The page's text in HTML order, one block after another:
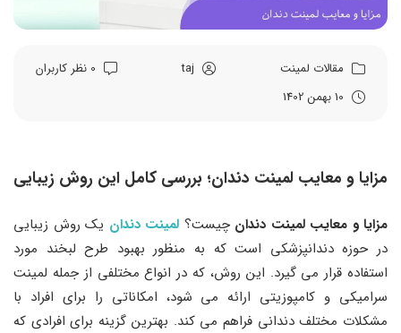
مقالات لمینت taj
مزایا و معایب لمینت دندان؛ بررسی کامل این روش زیبایی
مزایا و معایب لمینت دندان چیست؟ لمینت دندان یک روش زیبایی
در حوزه دندانپزشکی است که به منظور بهبود طرح لبخند مورد
استفاده قرار می ‌گیرد. این روش، که در انواع مختلفی از جمله لمینت
سرامیکی و کامپوزیتی ارائه می ‌شود، امکاناتی را برای افراد با
مشکلات مختلف دندانی فراهم می‌ کند. بهترین گزینه برای افرادی که